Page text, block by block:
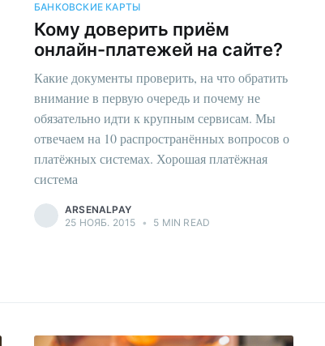
БАНКОВСКИЕ КАРТЫ
Кому доверить приём
онлайн-платежей на сайте?
Какие документы проверить, на что обратить
внимание в первую очередь и почему не
обязательно идти к крупным сервисам. Мы
отвечаем на 10 распространённых вопросов о
платёжных системах. Хорошая платёжная
система
ARSENALPAY
25 НОЯБ. 2015 • 5 MIN READ